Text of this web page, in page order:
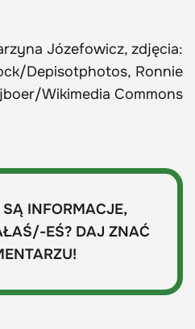
Józefowicz, zdjęcia:
Depisotphotos, Ronnie
Wikimedia Commons
INFORMACJE,
EŚ? DAJ ZNAĆ